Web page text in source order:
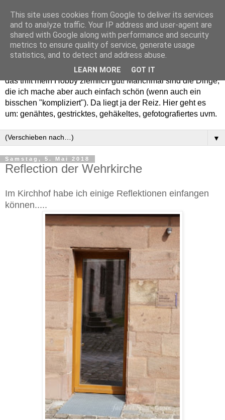
Willkommen in meinem "Wohnzimmer". Einfach und schön -
das trifft mein Hobby ziemlich gut! Manchmal sind die Dinge,
die ich mache aber auch einfach schön (wenn auch ein
bisschen "kompliziert"). Da liegt ja der Reiz. Hier geht es
um: genähtes, gestricktes, gehäkeltes, gefotografiertes uvm.
▼
Samstag, 5. Mai 2018
Reflection der Wehrkirche
Im Kirchhof habe ich einige Reflektionen einfangen
können.....
This site uses cookies from Google to deliver its services
and to analyze traffic. Your IP address and user-agent are
shared with Google along with performance and security
metrics to ensure quality of service, generate usage
statistics, and to detect and address abuse.
LEARN MORE GOT IT